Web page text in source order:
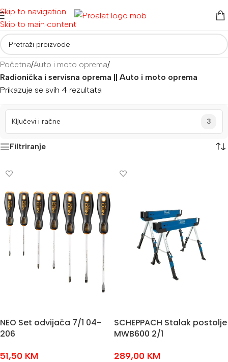
Skip to navigation
Skip to main content
Početna/Auto i moto oprema/
Radionička i servisna oprema || Auto i moto oprema
Prikazuje se svih 4 rezultata
Ključevi i račne 3
Filtriranje
NEO Set odvijača 7/1 04-
206
51,50 KM
SCHEPPACH Stalak postolje
MWB600 2/1
289,00 KM